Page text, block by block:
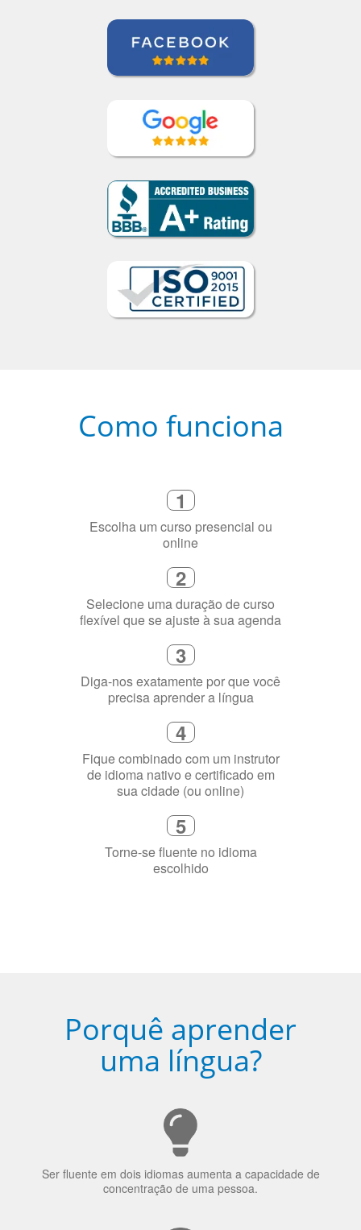
Como funciona
Escolha um curso presencial ou
online
Selecione uma duração de curso
flexível que se ajuste à sua agenda
Diga-nos exatamente por que você
precisa aprender a língua
Fique combinado com um instrutor
de idioma nativo e certificado em
sua cidade (ou online)
5
Torne-se fluente no idioma
escolhido
Porquê aprender
uma língua?
Ser fluente em dois idiomas aumenta a capacidade de
concentração de uma pessoa.